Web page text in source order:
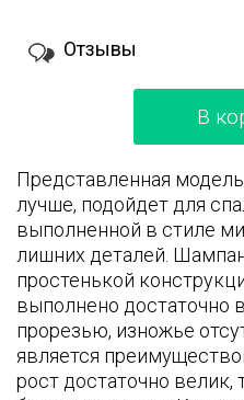
Отзывы
В
Представленная
лучше, подойдет для
выполненной в стиле
лишних деталей.
простенькой
выполнено достаточно
прорезью, изножье
является
рост достаточно велик,